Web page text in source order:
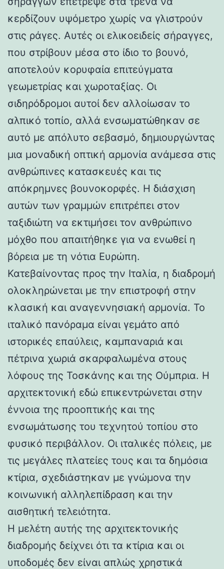
κερδίζουν υψόμετρο χωρίς να γλιστρούν
στις ράγες. Αυτές οι ελικοειδείς σήραγγες,
που στρίβουν μέσα στο ίδιο το βουνό,
αποτελούν κορυφαία επιτεύγματα
γεωμετρίας και χωροταξίας. Οι
σιδηρόδρομοι αυτοί δεν αλλοίωσαν το
αλπικό τοπίο, αλλά ενσωματώθηκαν σε
αυτό με απόλυτο σεβασμό, δημιουργώντας
μια μοναδική οπτική αρμονία ανάμεσα στις
ανθρώπινες κατασκευές και τις
απόκρημνες βουνοκορφές. Η διάσχιση
αυτών των γραμμών επιτρέπει στον
ταξιδιώτη να εκτιμήσει τον ανθρώπινο
μόχθο που απαιτήθηκε για να ενωθεί η
βόρεια με τη νότια Ευρώπη.
Κατεβαίνοντας προς την Ιταλία, η διαδρομή
ολοκληρώνεται με την επιστροφή στην
κλασική και αναγεννησιακή αρμονία. Το
ιταλικό πανόραμα είναι γεμάτο από
ιστορικές επαύλεις, καμπαναριά και
πέτρινα χωριά σκαρφαλωμένα στους
λόφους της Τοσκάνης και της Ούμπρια. Η
αρχιτεκτονική εδώ επικεντρώνεται στην
έννοια της προοπτικής και της
ενσωμάτωσης του τεχνητού τοπίου στο
φυσικό περιβάλλον. Οι ιταλικές πόλεις, με
τις μεγάλες πλατείες τους και τα δημόσια
κτίρια, σχεδιάστηκαν με γνώμονα την
κοινωνική αλληλεπίδραση και την
αισθητική τελειότητα.
Η μελέτη αυτής της αρχιτεκτονικής
διαδρομής δείχνει ότι τα κτίρια και οι
υποδομές δεν είναι απλώς χρηστικά